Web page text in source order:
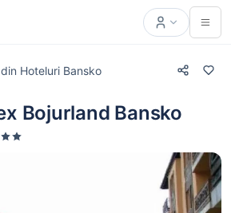
Hoteluri Bansko
Bojurland Bansko